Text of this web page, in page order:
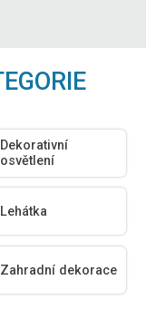
Dekorativní
osvětlení
Lehátka
Zahradní dekorace